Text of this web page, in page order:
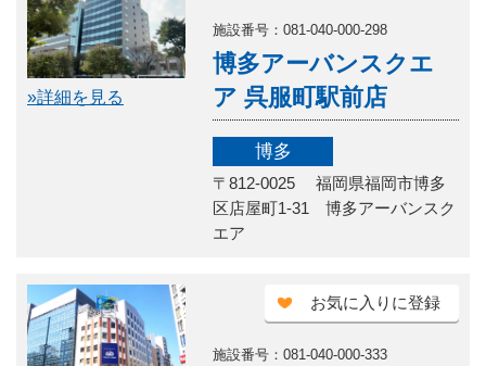
»詳細を見る
施設番号：081-040-000-298
博多アーバンスクエ
ア 呉服町駅前店
博多
〒812-0025 福岡県福岡市博多
区店屋町1-31 博多アーバンスク
エア
施設番号：081-040-000-333
お気に入りに登録